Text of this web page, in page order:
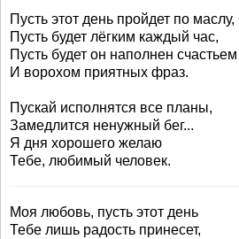
Пусть этот день пройдет по маслу,
Пусть будет лёгким каждый час,
Пусть будет он наполнен счастьем
И ворохом приятных фраз.
Пускай исполнятся все планы,
Замедлится ненужный бег...
Я дня хорошего желаю
Тебе, любимый человек.
Моя любовь, пусть этот день
Тебе лишь радость принесет,